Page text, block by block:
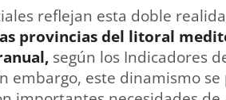
reflejan esta doble
provincias del litoral
según los Indicadores
embargo, este dinamismo